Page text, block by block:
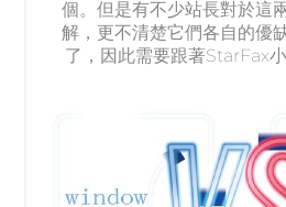
個。但是有不少站長對於這
解，更不清楚它們各自的優
了，因此需要跟著StarFax